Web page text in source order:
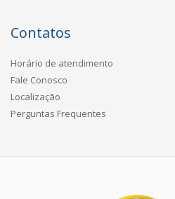
Contatos
Horário de atendimento
Fale Conosco
Localização
Perguntas Frequentes